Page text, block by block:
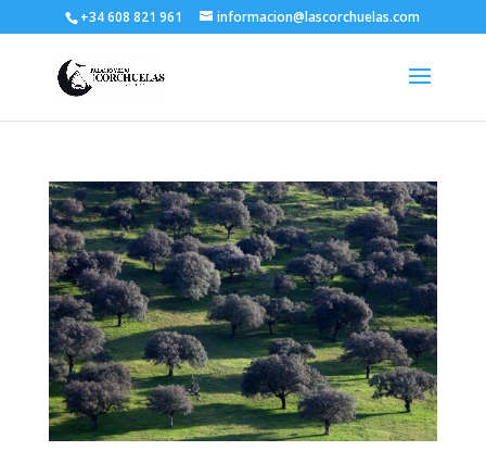
+34 608 821 961 informacion@lascorchuelas.com